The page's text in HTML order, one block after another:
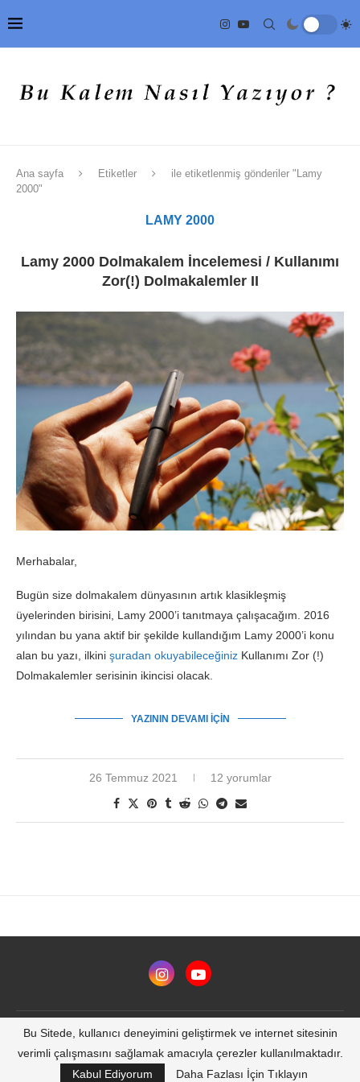
Ana sayfa Etiketler
ile etiketlenmiş gönderiler "Lamy
2000"
LAMY 2000
Lamy 2000 Dolmakalem İncelemesi / Kullanımı
Zor(!) Dolmakalemler II
Merhabalar,
Bugün size dolmakalem dünyasının artık klasikleşmiş
üyelerinden birisini, Lamy 2000’i tanıtmaya çalışacağım. 2016
yılından bu yana aktif bir şekilde kullandığım Lamy 2000’i konu
alan bu yazı, ilkini şuradan okuyabileceğiniz Kullanımı Zor (!)
Dolmakalemler serisinin ikincisi olacak.
YAZININ DEVAMI IÇIN
26 Temmuz 2021 12 yorumlar
@2020 - All Right Reserved - Tüm Hakları Saklıdır
BACK TO TOP
Bu Sitede, kullanıcı deneyimini geliştirmek ve internet sitesinin
verimli çalışmasını sağlamak amacıyla çerezler kullanılmaktadır.
Kabul Ediyorum
Daha Fazlası İçin Tıklayın